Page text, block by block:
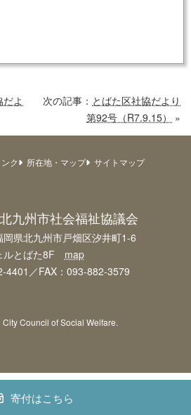
よ
次の記事： とばた区社協だより
第92号（R7.9.15）
»
ク 所在地・マップ
サイトマップ
北九州市社会福祉協議会
県北九州市戸畑区汐井町1-6
ルとばた8F map
4401／FAX：093-882-3579
Council of Social Welfare.
寄付はこちら